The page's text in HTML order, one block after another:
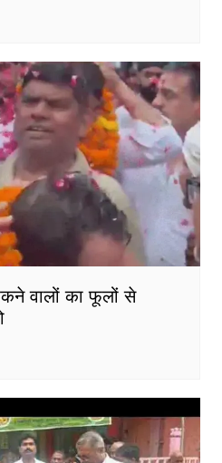
वालों का फूलों से